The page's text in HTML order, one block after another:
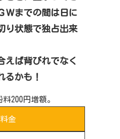
Ｗまでの間は日に
り状態で独占出来
えば背びれでなく
るかも！
200円増額。
料金